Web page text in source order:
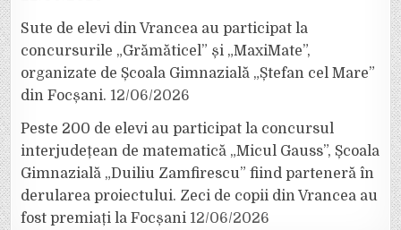
Sute de elevi din Vrancea au participat la
concursurile „Grămăticel” și „MaxiMate”,
organizate de Școala Gimnazială „Ștefan cel Mare”
din Focșani. 12/06/2026
Peste 200 de elevi au participat la concursul
interjudețean de matematică „Micul Gauss”, Școala
Gimnazială „Duiliu Zamfirescu” fiind parteneră în
derularea proiectului. Zeci de copii din Vrancea au
fost premiați la Focșani 12/06/2026